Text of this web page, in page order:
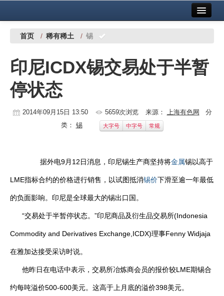
中国有色金属报社主办 广告服务
铜镍铅锌
铝
稀有稀土
地矿 建设
党建工作
企业文化
首页 / 稀有稀土 / 锡
印尼ICDX锡交易处于半暂
停状态
2014年09月15日 13:50 5659次浏览 来源： 上海有色网 分
类： 锡 大字号 中字号 常规
据外电9月12日消息，印尼锡生产商坚持将金属锡以高于
LME指标合约的价格进行销售，以试图抵消锡价下滑至逾一年最低
的负面影响。印尼是全球最大的锡出口国。
“交易处于半暂停状态。”印尼商品及衍生品交易所(Indonesia
Commodity and Derivatives Exchange,ICDX)理事Fenny Widjaja
在雅加达接受采访时说。
他昨日在电话中表示，交易所冶炼商会员的报价较LME期锡合
约每吨溢价500-600美元。这高于上月底的溢价398美元。